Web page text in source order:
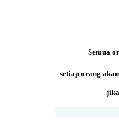
Semua
setiap orang